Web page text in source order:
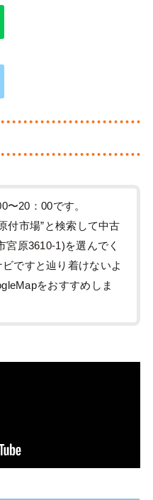
〜20：00です。
付市場”と検索して中古
宮原3610-1)を選んでく
ですと辿り着けないよ
をおすすめしま